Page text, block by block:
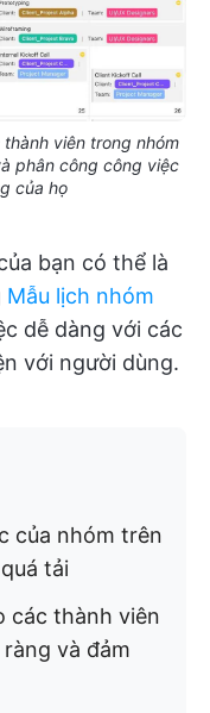
viên trong nhóm
phân công công việc
của họ
bạn có thể là
Mẫu lịch nhóm
dễ dàng với các
với người dùng.
của nhóm trên
tải
các thành viên
và đảm